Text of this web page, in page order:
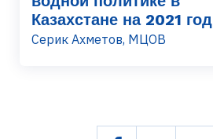
Казахстане на 2021 год
Серик Ахметов, МЦОВ